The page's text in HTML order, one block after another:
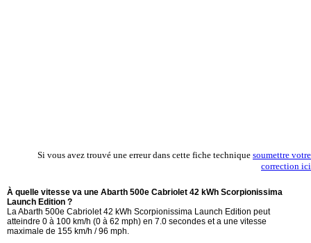
Si vous avez trouvé une erreur dans cette fiche technique soumettre votre
correction ici
À quelle vitesse va une Abarth 500e Cabriolet 42 kWh Scorpionissima
Launch Edition ?
La Abarth 500e Cabriolet 42 kWh Scorpionissima Launch Edition peut
atteindre 0 à 100 km/h (0 à 62 mph) en 7.0 secondes et a une vitesse
maximale de 155 km/h / 96 mph.